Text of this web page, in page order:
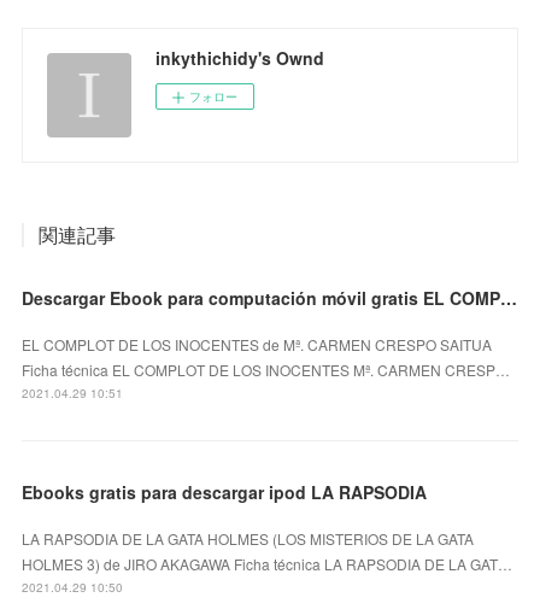
inkythichidy's Ownd
フォロー
関連記事
Descargar Ebook para computación móvil gratis EL COMPLOT DE LOS INOCENTES
EL COMPLOT DE LOS INOCENTES de Mª. CARMEN CRESPO SAITUA
Ficha técnica EL COMPLOT DE LOS INOCENTES Mª. CARMEN CRESP…
2021.04.29 10:51
Ebooks gratis para descargar ipod LA RAPSODIA
LA RAPSODIA DE LA GATA HOLMES (LOS MISTERIOS DE LA GATA
HOLMES 3) de JIRO AKAGAWA Ficha técnica LA RAPSODIA DE LA GAT…
2021.04.29 10:50